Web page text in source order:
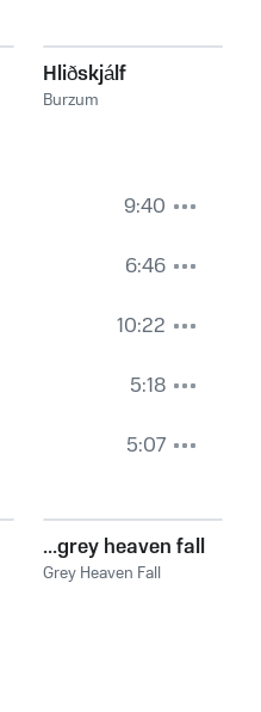
Hliðskjálf
Burzum
9:40
6:46
10:22
5:18
5:07
...grey heaven fall
Grey Heaven Fall